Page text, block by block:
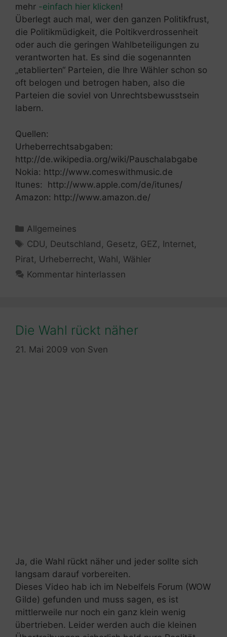
mehr -einfach hier klicken!
Überlegt auch mal, wer den ganzen Politikfrust,
die Politikmüdigkeit, die Poltikverdrossenheit
oder auch die geringen Wahlbeteiligungen zu
verantworten hat. Es sind die sogenannten
„etablierten“ Parteien, die Ihre Wähler schon so
oft belogen und betrogen haben, also die
Parteien die soviel von Unrechtsbewusstsein
labern.
Quellen:
Urheberrechtsabgaben:
http://de.wikipedia.org/wiki/Pauschalabgabe
Nokia: http://www.comeswithmusic.de
Itunes: http://www.apple.com/de/itunes/
Amazon: http://www.amazon.de/
Kategorien
Allgemeines
Schlagwörter
CDU, Deutschland , Gesetz, GEZ, Internet,
Pirat, Urheberrecht, Wahl, Wähler
Kommentar hinterlassen
Die Wahl rückt näher
21. Mai 2009 von Sven
Ja, die Wahl rückt näher und jeder sollte sich
langsam darauf vorbereiten.
Dieses Video hab ich im Nebelfels Forum (WOW
Gilde) gefunden und muss sagen, es ist
mittlerweile nur noch ein ganz klein wenig
übertrieben. Leider werden auch die kleinen